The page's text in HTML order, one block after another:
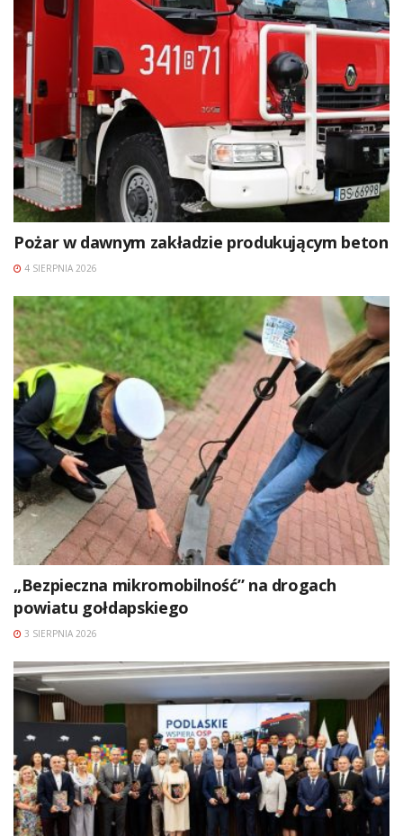
Pożar w dawnym zakładzie produkującym beton
4 SIERPNIA 2026
„Bezpieczna mikromobilność” na drogach
powiatu gołdapskiego
3 SIERPNIA 2026